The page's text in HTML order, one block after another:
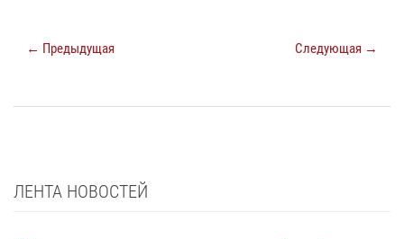
← Предыдущая Следующая →
ЛЕНТА НОВОСТЕЙ